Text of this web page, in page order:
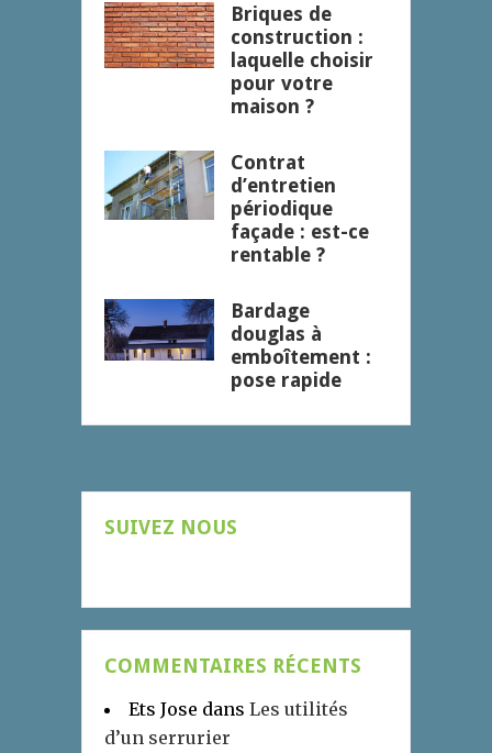
Briques de
construction :
laquelle choisir
pour votre
maison ?
Contrat
d’entretien
périodique
façade : est-ce
rentable ?
Bardage
douglas à
emboîtement :
pose rapide
SUIVEZ NOUS
COMMENTAIRES RÉCENTS
Ets Jose dans Les utilités
d’un serrurier